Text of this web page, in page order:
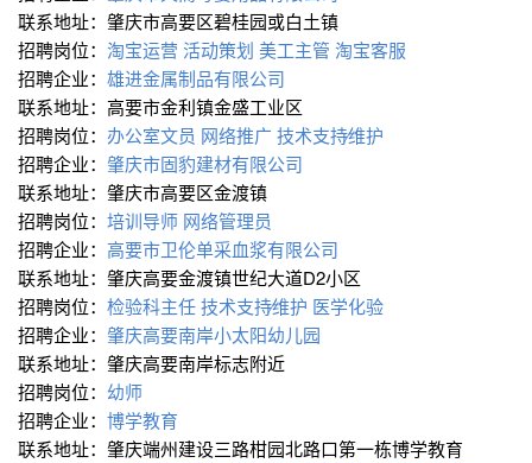
联系地址：肇庆市高要区碧桂园或白土镇
招聘岗位： 淘宝运营 活动策划 美工主管 淘宝客服
招聘企业： 雄进金属制品有限公司
联系地址：高要市金利镇金盛工业区
招聘岗位： 办公室文员 网络推广 技术支持∕维护
招聘企业： 肇庆市固豹建材有限公司
联系地址：肇庆市高要区金渡镇
招聘岗位： 培训导师 网络管理员
招聘企业： 高要市卫伦单采血浆有限公司
联系地址：肇庆高要金渡镇世纪大道D2小区
招聘岗位： 检验科主任技术支持∕维护 医学化验
招聘企业： 肇庆高要南岸小太阳幼儿园
联系地址：肇庆高要南岸标志附近
招聘岗位： 幼师
招聘企业： 博学教育
联系地址：肇庆端州建设三路柑园北路口第一栋博学教育